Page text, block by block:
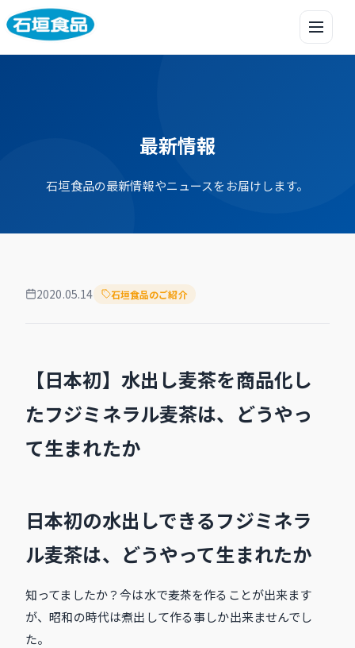
メニュ
最新情報
石垣食品の最新情報やニュースをお届けします。
2020.05.14 石垣食品のご紹介
【日本初】水出し麦茶を商品化し
たフジミネラル麦茶は、どうやっ
て生まれたか
日本初の水出しできるフジミネラ
ル麦茶は、どうやって生まれたか
知ってましたか？今は水で麦茶を作ることが出来ます
が、昭和の時代は煮出して作る事しか出来ませんでし
た。